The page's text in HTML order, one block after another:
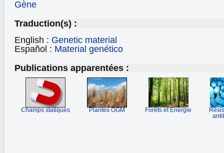
Gène
Traduction(s) :
English : Genetic material
Español : Material genético
Publications apparentées :
Champs statiques Plantes OGM Forêts et Energie